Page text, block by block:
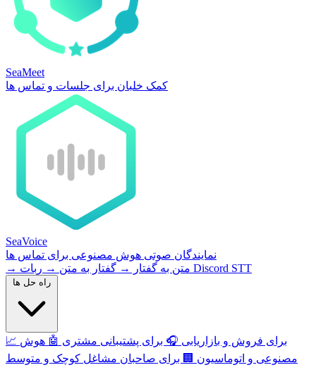
SeaMeet
کمک خلبان برای جلسات و تماس ها
SeaVoice
نمایندگان صوتی هوش مصنوعی برای تماس ها
→
متن به گفتار → گفتار به متن → ربات Discord STT
📈 برای فروش و بازاریابی 🎧 برای پشتیبانی مشتری 🤖 هوش
مصنوعی و اتوماسیون 🏢 برای صاحبان مشاغل کوچک و متوسط